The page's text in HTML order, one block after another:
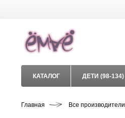
КАТАЛОГ ДЕТИ (98-134)
Главная Все производители